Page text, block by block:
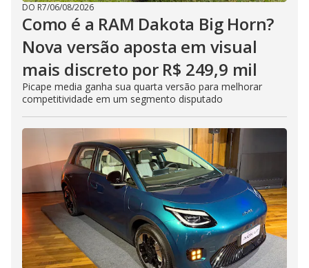
DO R7/06/08/2026
Como é a RAM Dakota Big Horn?
Nova versão aposta em visual
mais discreto por R$ 249,9 mil
Picape media ganha sua quarta versão para melhorar
competitividade em um segmento disputado